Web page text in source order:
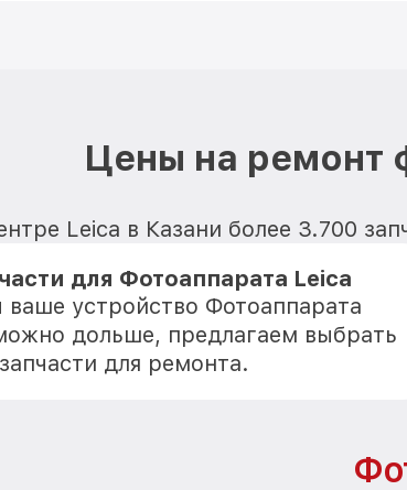
Цены на ремонт
Leica в Казани более 3.700
для Фотоаппарата Leica
устройство Фотоаппарата
дольше, предлагаем выбрать
для ремонта.